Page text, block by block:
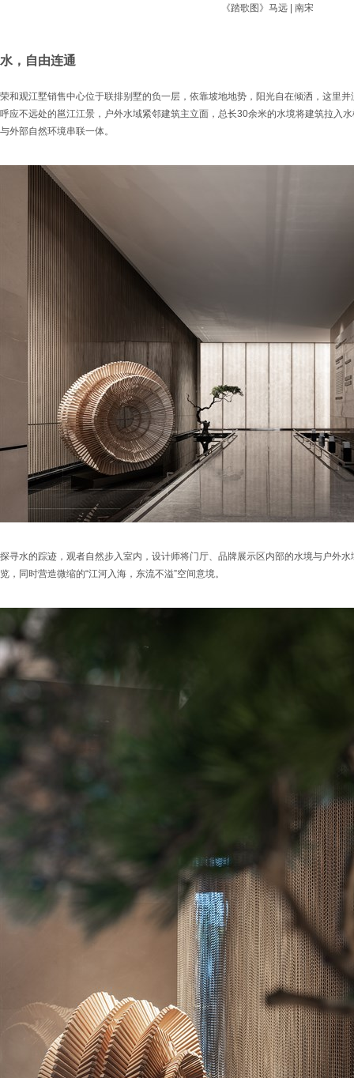
《踏歌图》马远 | 南宋
水，自由连通
荣和观江墅销售中心位于联排别墅的负一层，依靠坡地地势，阳光自在倾洒，这里
呼应不远处的邕江江景，户外水域紧邻建筑主立面，总长30余米的水境将建筑拉入
与外部自然环境串联一体。
探寻水的踪迹，观者自然步入室内，设计师将门厅、品牌展示区内部的水境与户外
览，同时营造微缩的“江河入海，东流不溢”空间意境。